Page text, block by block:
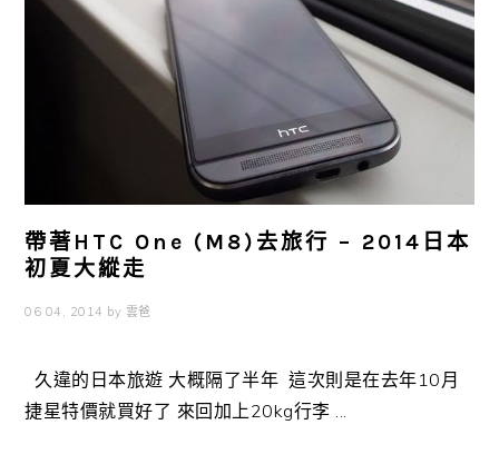
帶著HTC One (M8)去旅行 – 2014日本
初夏大縱走
06 04, 2014 by 雲爸
久違的日本旅遊 大概隔了半年 這次則是在去年10月
捷星特價就買好了 來回加上20kg行李 ...